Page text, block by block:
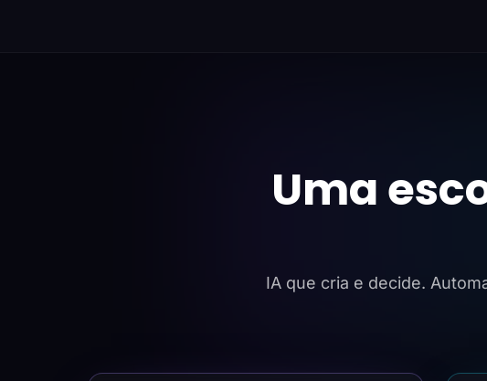
Uma
IA que cria e decide.